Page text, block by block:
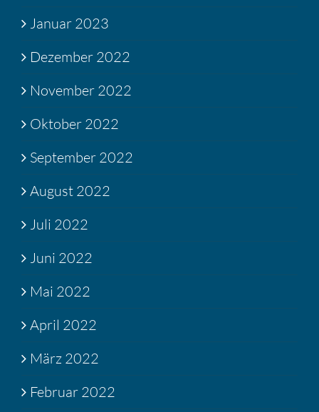
Januar 2023
Dezember 2022
November 2022
Oktober 2022
September 2022
August 2022
Juli 2022
Juni 2022
Mai 2022
April 2022
März 2022
Februar 2022